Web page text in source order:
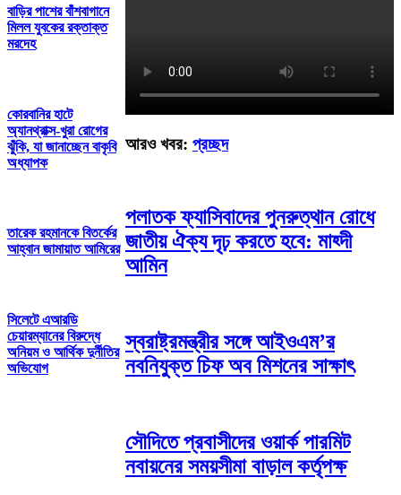
বাড়ির পাশের বাঁশবাগানে
মিলল যুবকের রক্তাক্ত
মরদেহ
কোরবানির হাটে
অ্যানথ্রাক্স-খুরা রোগের
ঝুঁকি, যা জানাচ্ছেন বাকৃবি
অধ্যাপক
তারেক রহমানকে বিতর্কের
আহ্বান জামায়াত আমিরের
সিলেটে এআরডি
চেয়ারম্যানের বিরুদ্ধে
অনিয়ম ও আর্থিক দুর্নীতির
অভিযোগ
আরও খবর: প্রচ্ছদ
পলাতক ফ্যাসিবাদের পুনরুত্থান রোধে
জাতীয় ঐক্য দৃঢ় করতে হবে: মাহ্দী
আমিন
স্বরাষ্ট্রমন্ত্রীর সঙ্গে আইওএম’র
নবনিযুক্ত চিফ অব মিশনের সাক্ষাৎ
সৌদিতে প্রবাসীদের ওয়ার্ক পারমিট
নবায়নের সময়সীমা বাড়াল কর্তৃপক্ষ